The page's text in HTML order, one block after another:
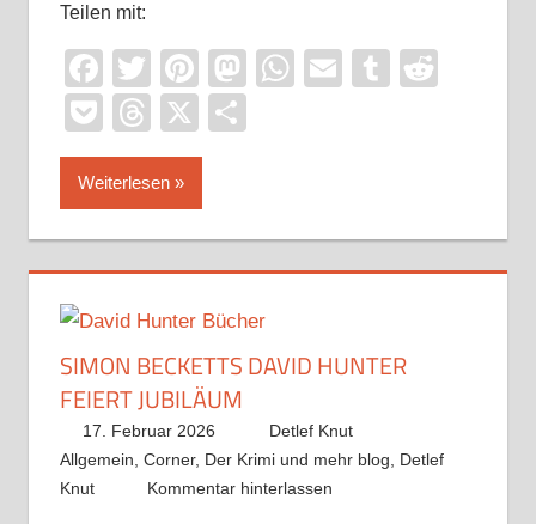
Teilen mit:
Facebook
TwitterPinterest
Mastodon
WhatsApp
EmailTumblr
PocketThreads
X
Weiterlesen
SIMON BECKETTS DAVID HUNTER
FEIERT JUBILÄUM
17. Februar 2026
Detlef Knut
Allgemein Corner, Der Krimi und mehr blog
Detlef
Knut
Kommentar hinterlassen